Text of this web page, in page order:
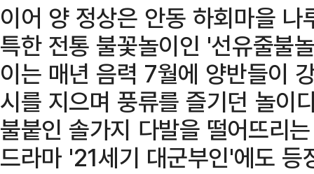
이어 양 정상은 안동 하회마을
특한 전통 불꽃놀이인 '선유줄불
이는 매년 음력 7월에 양반들이
시를 지으며 풍류를 즐기던 놀이
불붙인 솔가지 다발을 떨어뜨리
드라마 '21세기 대군부인'에도 등